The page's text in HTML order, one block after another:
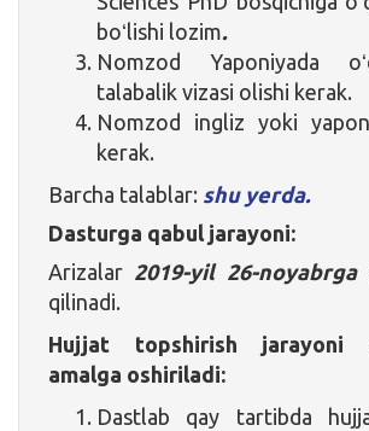
boʻlishi lozim.
Nomzod Yaponiyada
talabalik vizasi olishi kerak.
Nomzod ingliz yoki
kerak.
Barcha talablar: shu yerda.
Dasturga qabul jarayoni:
Arizalar 2019-yil 26-noyabrga
qilinadi.
Hujjat topshirish jarayoni
amalga oshiriladi:
Dastlab qay tartibda